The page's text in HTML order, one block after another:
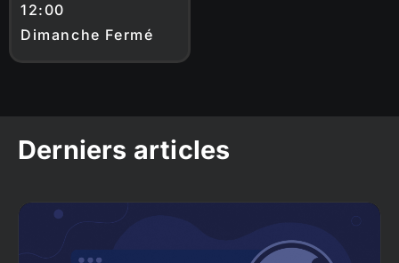
12:00
Dimanche Fermé
Derniers articles